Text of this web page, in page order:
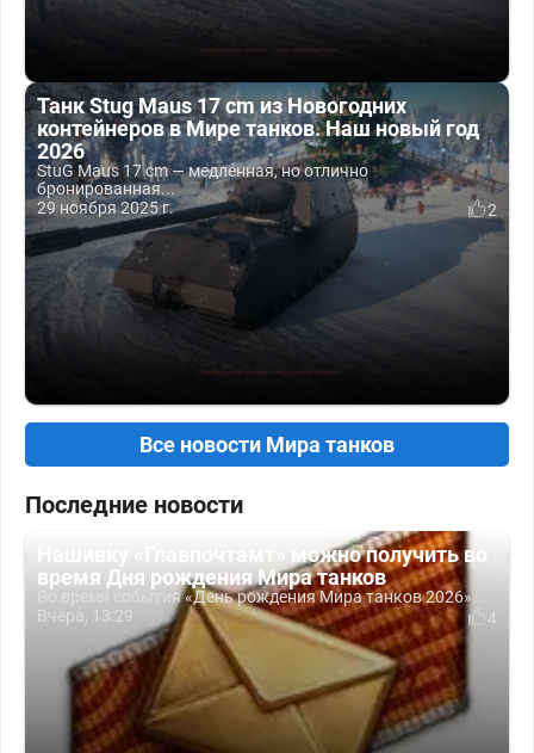
Танк Stug Maus 17 cm из Новогодних
контейнеров в Мире танков. Наш новый год
2026
StuG Maus 17 cm — медленная, но отлично
бронированная...
29 ноября 2025 г.
2
Все новости Мира танков
Последние новости
Нашивку «Главпочтамт» можно получить во
время Дня рождения Мира танков
Во время события «День рождения Мира танков 2026»...
Вчера, 13:29
4